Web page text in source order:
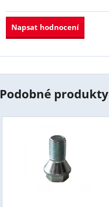
Napsat hodnocení
Podobné produkty